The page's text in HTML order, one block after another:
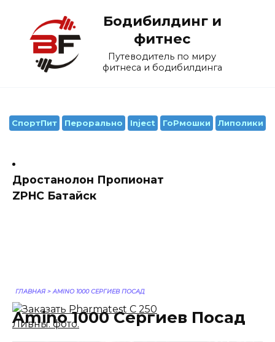
содержанию
Бодибилдинг и
фитнес
Путеводитель по миру
фитнеса и бодибилдинга
СпортПит Перорально Inject ГоРмошки Липолики
ГЛАВНАЯ > AMINO 1000 СЕРГИЕВ ПОСАД
Amino 1000 Сергиев Посад
Дростанолон Пропионат
ZPHC Батайск